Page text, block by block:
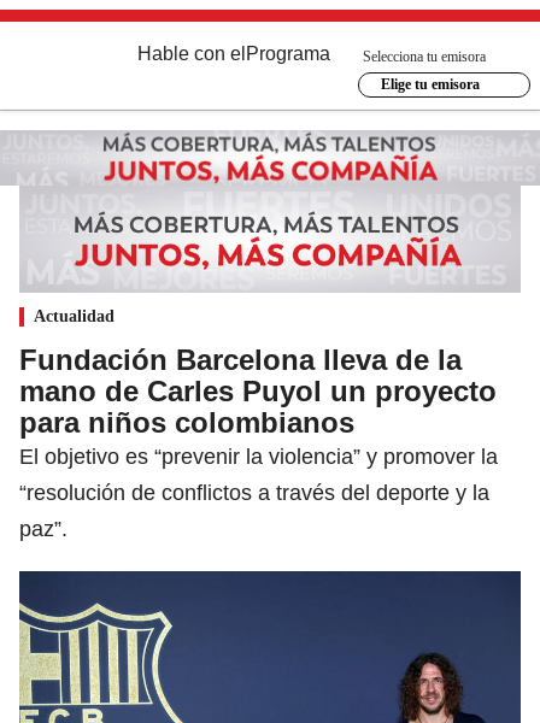
Hable con el Programa
Selecciona tu emisora
Elige tu emisora
Actualidad
Fundación Barcelona lleva de la
mano de Carles Puyol un proyecto
para niños colombianos
El objetivo es “prevenir la violencia” y promover la
“resolución de conflictos a través del deporte y la
paz”.